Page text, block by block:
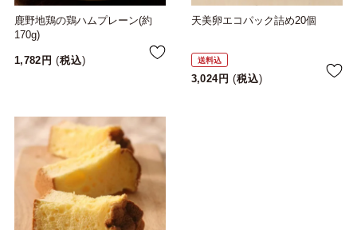
鹿野地鶏の鶏ハムプレーン(約
170g)
1,782 税込
天美卵エコパック詰め20個
送料込
3,024 税込